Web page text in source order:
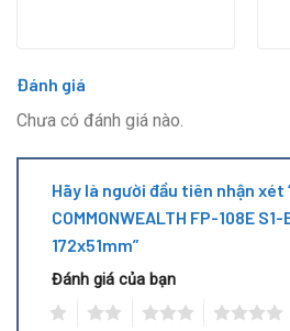
Đánh giá
Chưa có đánh giá nào.
Hãy là người đầu tiên nhận xét
COMMONWEALTH FP-108E
172x51mm”
Đánh giá của bạn